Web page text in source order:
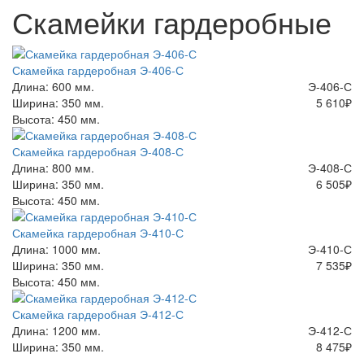
Скамейки гардеробные
Скамейка гардеробная Э-406-С
Э-406-С
5 610₽
Длина: 600 мм.
Ширина: 350 мм.
Высота: 450 мм.
Скамейка гардеробная Э-408-С
Э-408-С
6 505₽
Длина: 800 мм.
Ширина: 350 мм.
Высота: 450 мм.
Скамейка гардеробная Э-410-С
Э-410-С
7 535₽
Длина: 1000 мм.
Ширина: 350 мм.
Высота: 450 мм.
Скамейка гардеробная Э-412-С
Э-412-С
8 475₽
Длина: 1200 мм.
Ширина: 350 мм.